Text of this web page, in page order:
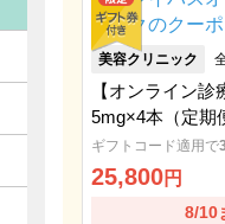
美容クリニック
【オンライン
5mg×4本（定
ルコール綿・診
ギフトコード適用で
25,800円
8/10